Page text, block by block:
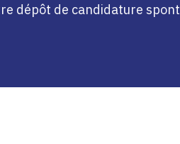
dépôt de candidature